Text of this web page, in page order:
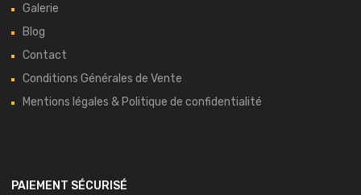
Galerie
Blog
Contact
Conditions Générales de Vente
Mentions légales & Politique de confidentialité
PAIEMENT SÉCURISÉ